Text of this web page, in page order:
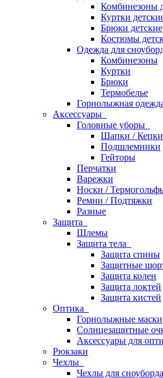
Комбинезоны
Куртки
Брюки детские
Костюмы
Одежда для
Комбинезоны
Куртки
Брюки
Термобелье
Горнолыжная
Аксессуары
Головные уборы
Шапки / Кепки
Подшлемники
Гейторы
Перчатки
Варежки
Носки /
Ремни / Подтяжки
Разные
Защита
Шлемы
Защита тела
Защита спины
Защитные
Защита колен
Защита локтей
Защита кистей
Оптика
Горнолыжные маски
Солнцезащитные
Аксессуары для
Рюкзаки
Чехлы
Чехлы для сноуборда